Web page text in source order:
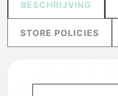
BESCHRIJVING
STORE POLICIES